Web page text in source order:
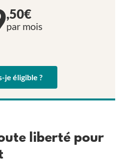
,50€
par mois
je éligible ?
liberté pour